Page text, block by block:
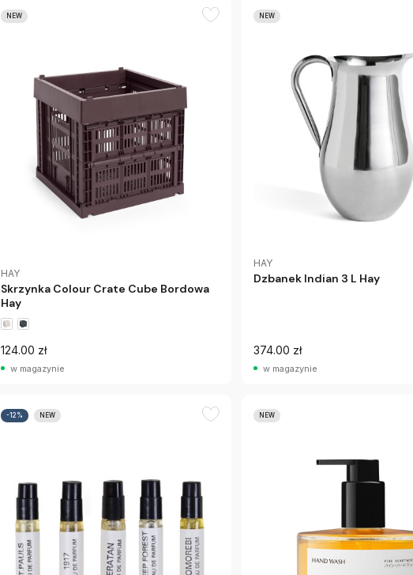
NEW
HAY
Skrzynka Colour Crate Cube Bordowa
Hay
124.00 zł
w magazynie
NEW
HAY
Dzbanek Indian 3 L Hay
374.00 zł
w magazynie
-12% NEW NEW